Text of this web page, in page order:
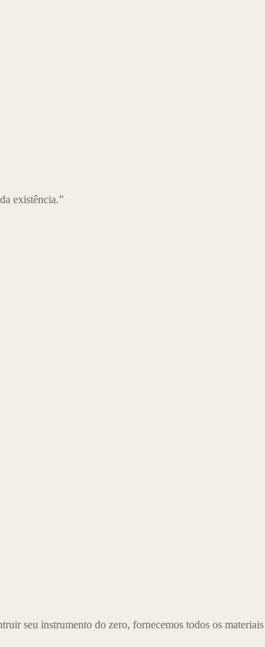
existência.”
seu instrumento do zero, fornecemos todos os